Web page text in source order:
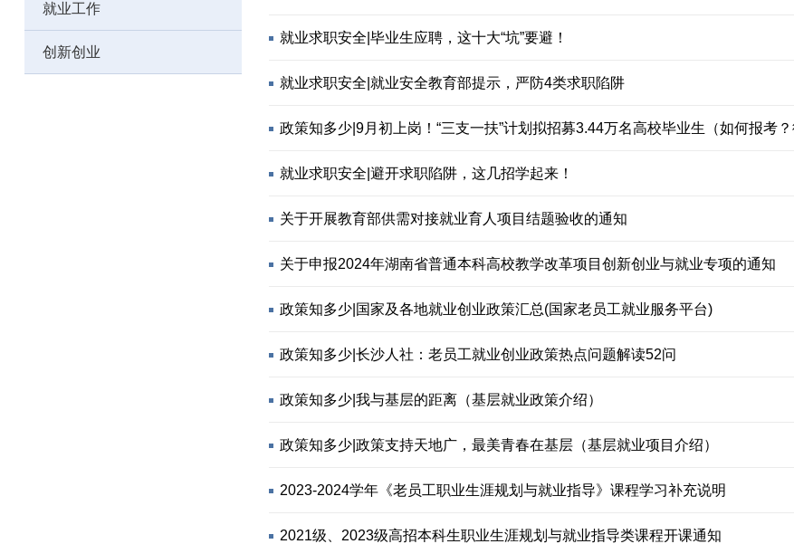
就业工作
创新创业
就业求职安全|毕业生应聘，这十大“坑”要避！
就业求职安全|就业安全教育部提示，严防4类求职陷阱
政策知多少|9月初上岗！“三支一扶”计划拟招募3.44万名高校毕业生（如何报考？
就业求职安全|避开求职陷阱，这几招学起来！
关于开展教育部供需对接就业育人项目结题验收的通知
关于申报2024年湖南省普通本科高校教学改革项目创新创业与就业专项的通知
政策知多少|国家及各地就业创业政策汇总(国家老员工就业服务平台)
政策知多少|长沙人社：老员工就业创业政策热点问题解读52问
政策知多少|我与基层的距离（基层就业政策介绍）
政策知多少|政策支持天地广，最美青春在基层（基层就业项目介绍）
2023-2024学年《老员工职业生涯规划与就业指导》课程学习补充说明
2021级、2023级高招本科生职业生涯规划与就业指导类课程开课通知